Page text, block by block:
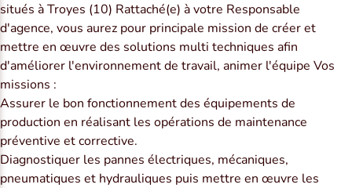
situés à Troyes (10) Rattaché(e) à votre Responsable
d'agence, vous aurez pour principale mission de créer et
mettre en œuvre des solutions multi techniques afin
d'améliorer l'environnement de travail, animer l'équipe Vos
missions :
Assurer le bon fonctionnement des équipements de
production en réalisant les opérations de maintenance
préventive et corrective.
Diagnostiquer les pannes électriques, mécaniques,
pneumatiques et hydrauliques puis mettre en œuvre les